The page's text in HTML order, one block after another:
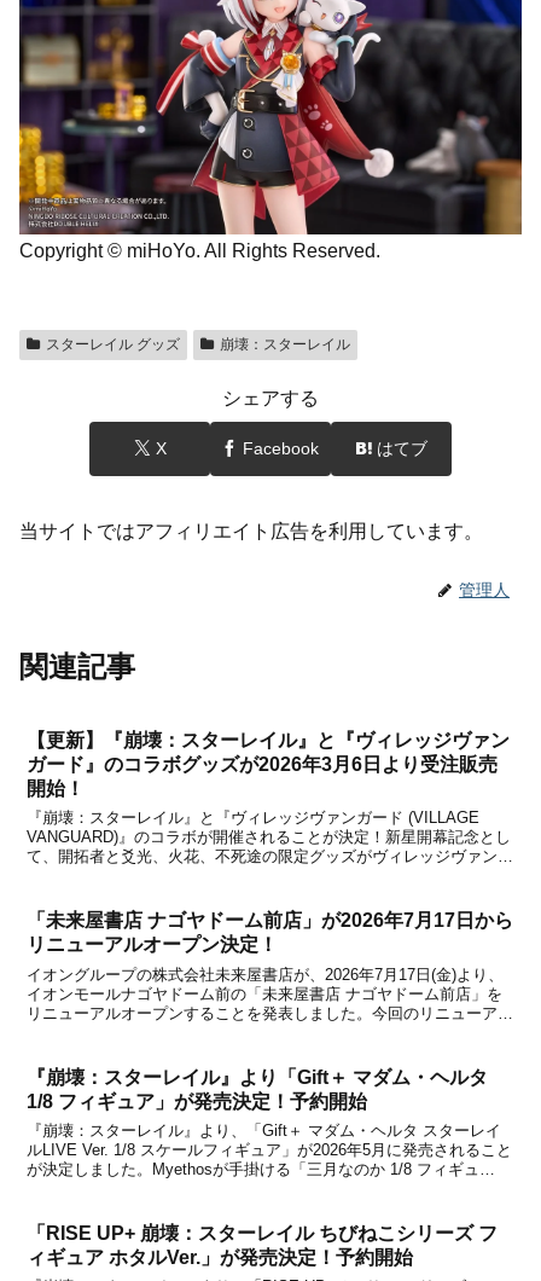
Copyright © miHoYo. All Rights Reserved.
スターレイル グッズ 崩壊：スターレイル
シェアする
X Facebook はてブ
当サイトではアフィリエイト広告を利用しています。
管理人
関連記事
【更新】『崩壊：スターレイル』と『ヴィレッジヴァン
ガード』のコラボグッズが2026年3月6日より受注販売
開始！
『崩壊：スターレイル』と『ヴィレッジヴァンガード (VILLAGE
VANGUARD)』のコラボが開催されることが決定！新星開幕記念とし
て、開拓者と爻光、火花、不死途の限定グッズがヴィレッジヴァンガ
「未来屋書店 ナゴヤドーム前店」が2026年7月17日から
リニューアルオープン決定！
イオングループの株式会社未来屋書店が、2026年7月17日(金)より、
イオンモールナゴヤドーム前の「未来屋書店 ナゴヤドーム前店」を
リニューアルオープンすることを発表しました。今回のリニューアル
『崩壊：スターレイル』より「Gift＋ マダム・ヘルタ
1/8 フィギュア」が発売決定！予約開始
『崩壊：スターレイル』より、「Gift＋ マダム・ヘルタ スターレイ
ルLIVE Ver. 1/8 スケールフィギュア」が2026年5月に発売されること
が決定しました。Myethosが手掛ける「三月なのか 1/8 フィギュ
「RISE UP+ 崩壊：スターレイル ちびねこシリーズ フ
ィギュア ホタルVer.」が発売決定！予約開始